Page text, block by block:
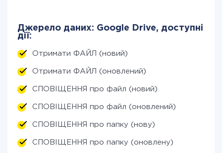
Джерело даних: Google Drive, доступні
дії:
Отримати ФАЙЛ (новий)
Отримати ФАЙЛ (оновлений)
СПОВІЩЕННЯ про файл (новий)
СПОВІЩЕННЯ про файл (оновлений)
СПОВІЩЕННЯ про папку (нову)
СПОВІЩЕННЯ про папку (оновлену)